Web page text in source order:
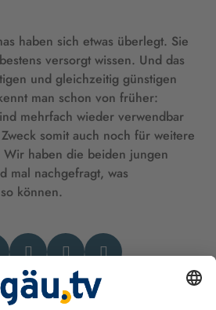
haben sich etwas überlegt. Sie
versorgt wissen. Und das
und gleichzeitig günstigen
man schon von früher:
mehrfach wieder verwendbar
somit auch noch für weitere
haben die beiden jungen
mal nachgefragt, was
können.